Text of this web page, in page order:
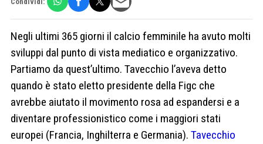
Negli ultimi 365 giorni il calcio femminile ha avuto molti
sviluppi dal punto di vista mediatico e organizzativo.
Partiamo da quest’ultimo. Tavecchio l’aveva detto
quando è stato eletto presidente della Figc che
avrebbe aiutato il movimento rosa ad espandersi e a
diventare professionistico come i maggiori stati
europei (Francia, Inghilterra e Germania). Tavecchio